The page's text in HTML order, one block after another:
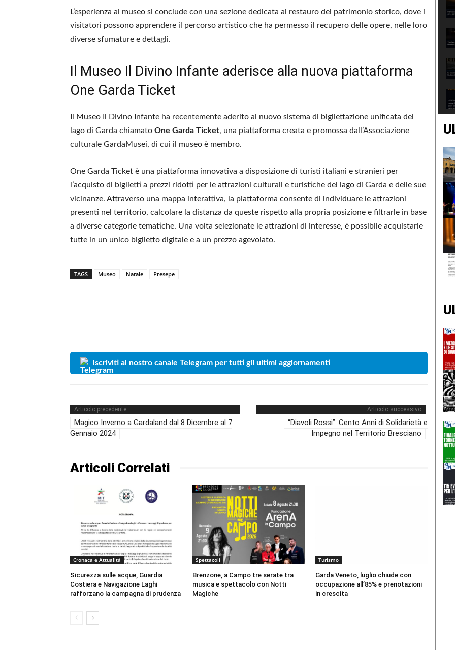
L’esperienza al museo si conclude con una sezione dedicata al restauro del patrimonio storico, dove i
visitatori possono apprendere il percorso artistico che ha permesso il recupero delle opere, nelle loro
diverse sfumature e dettagli.
Il Museo Il Divino Infante aderisce alla nuova piattaforma
One Garda Ticket
Il Museo Il Divino Infante ha recentemente aderito al nuovo sistema di bigliettazione unificata del
lago di Garda chiamato One Garda Ticket, una piattaforma creata e promossa dall’Associazione
culturale GardaMusei, di cui il museo è membro.
One Garda Ticket è una piattaforma innovativa a disposizione di turisti italiani e stranieri per
l’acquisto di biglietti a prezzi ridotti per le attrazioni culturali e turistiche del lago di Garda e delle sue
vicinanze. Attraverso una mappa interattiva, la piattaforma consente di individuare le attrazioni
presenti nel territorio, calcolare la distanza da queste rispetto alla propria posizione e filtrarle in base
a diverse categorie tematiche. Una volta selezionate le attrazioni di interesse, è possibile acquistarle
tutte in un unico biglietto digitale e a un prezzo agevolato.
TAGS Museo Natale Presepe
Iscriviti al nostro canale Telegram per tutti gli ultimi aggiornamenti
Articolo precedente
Magico Inverno a Gardaland dal 8 Dicembre al 7
Gennaio 2024
Articolo successivo
“Diavoli Rossi”: Cento Anni di Solidarietà e
Impegno nel Territorio Bresciano
Articoli Correlati
Cronaca e Attualità
Sicurezza sulle acque, Guardia
Costiera e Navigazione Laghi
rafforzano la campagna di prudenza
Spettacoli
Brenzone, a Campo tre serate tra
musica e spettacolo con Notti
Magiche
Turismo
Garda Veneto, luglio chiude con
occupazione all’85% e prenotazioni
in crescita